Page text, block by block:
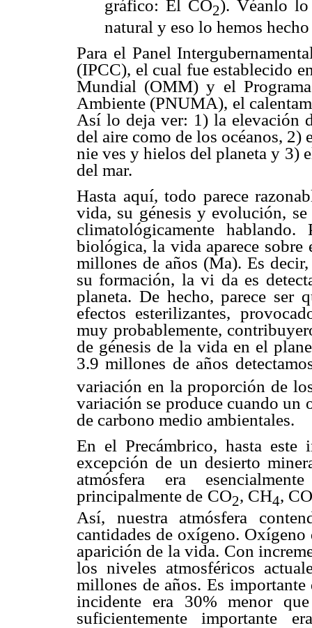
gráfico: El CO2). Véanlo
natural y eso lo hemos
Para el Panel
(IPCC), el cual fue establecido
Mundial (OMM) y el
Ambiente (PNUMA), el
Así lo deja ver: 1) la elevación
del aire como de los océanos,
nie ves y hielos del planeta y 3)
del mar.
Hasta aquí, todo parece
vida, su génesis y evolución,
climatológicamente
biológica, la vida aparece sobre
millones de años (Ma). Es
su formación, la vi da es
planeta. De hecho, parece ser
efectos esterilizantes,
muy probablemente,
de génesis de la vida en el
3.9 millones de años
variación en la proporción de
variación se produce cuando un
de carbono medio ambientales.
En el Precámbrico, hasta este
excepción de un desierto
atmósfera era
principalmente de CO2, CH4,
Así, nuestra atmósfera
cantidades de oxígeno.
aparición de la vida. Con
los niveles atmosféricos
millones de años. Es
incidente era 30% menor
suficientemente importante